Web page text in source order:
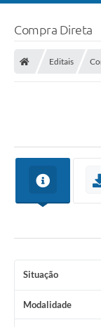
PLANO ANUAL DE
Contato
Ordem de Serviços
Serviços e
Licitações
Compra Direta
Editais
Situação
Modalidade